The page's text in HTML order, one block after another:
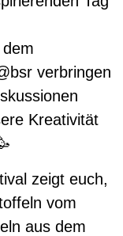
verbringen
Kreativität
zeigt euch,
vom
aus dem